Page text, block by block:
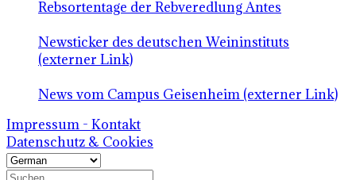
Rebsortentage der Rebveredlung Antes
Newsticker des deutschen Weininstituts
(externer Link)
News vom Campus Geisenheim (externer Link)
Impressum - Kontakt
Datenschutz & Cookies